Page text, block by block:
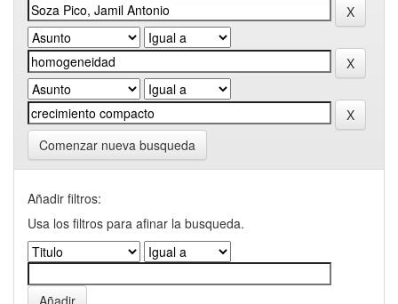
Comenzar nueva busqueda
Añadir filtros:
Usa los filtros para afinar la busqueda.